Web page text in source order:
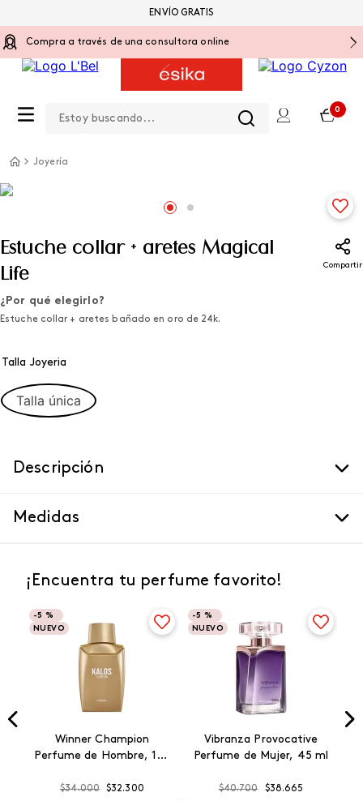
Compra a través de una consultora online
0
ENVÍO GRATIS
Joyería
Estuche collar + aretes Magical
Life
Compartir
¿Por qué elegirlo?
Estuche collar + aretes bañado en oro de 24k.
Talla Joyeria
Talla única
Descripción
Medidas
¡Encuentra tu perfume favorito!
-5 %
NUEVO
Winner Champion
Perfume de Hombre, 100
$34.000 $32.300
-5 %
NUEVO
Vibranza Provocative
Perfume de Mujer, 45 ml
$40.700 $38.665